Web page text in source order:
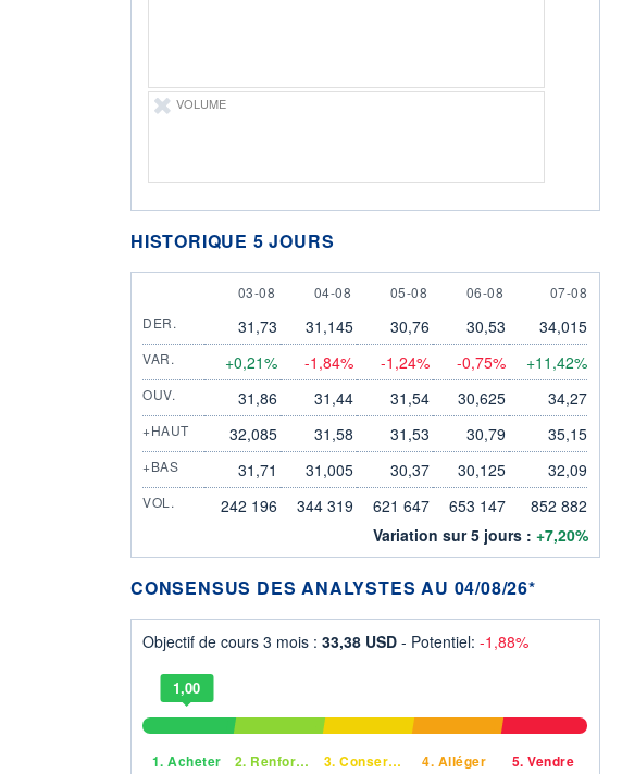
VOLUME
HISTORIQUE 5 JOURS
3 AUGUST
03-08 4 AUGUST
04-08 5 AUGUST
05-08 6 AUGUST
06-08 7 AUGUST
07-08
DER.
31,73 31,145 30,76 30,53 34,015
VAR. +0,21% -1,84% -1,24% -0,75% +11,42%
OUV. 31,86 31,44 31,54 30,625 34,27
+HAUT 32,085 31,58 31,53 30,79 35,15
+BAS 31,71 31,005 30,37 30,125 32,09
VOL. 242 196 344 319 621 647 653 147
852 882
Variation sur 5 jours : +7,20%
CONSENSUS DES ANALYSTES AU 04/08/26*
Objectif de cours 3 mois : 33,38 USD - Potentiel: -1,88%
1,00
1. Acheter 2. Renforcer 3. Conserver 4. Alléger 5. Vendre